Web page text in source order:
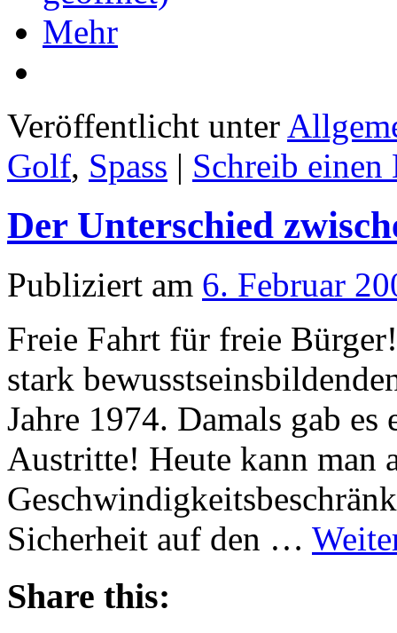
Mehr
Veröffentlicht unter
Golf, Spass | Schreib einen
Der Unterschied
Publiziert am 6. Februar
Freie Fahrt für freie
stark
Jahre 1974. Damals gab
Austritte! Heute kann man
Sicherheit auf den …
Share this: